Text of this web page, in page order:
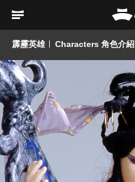
霹靂英雄 Characters 角色介紹